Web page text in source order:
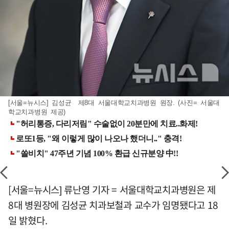
[서울=뉴시스] 김성균 제8대 서울대학교치과병원 원장. (사진= 서울대
학교치과병원 제공)
[서울=뉴시스] 류난영 기자 = 서울대학교치과병원은 제
8대 병원장에 김성균 치과보철과 교수가 임명됐다고 18
일 밝혔다.